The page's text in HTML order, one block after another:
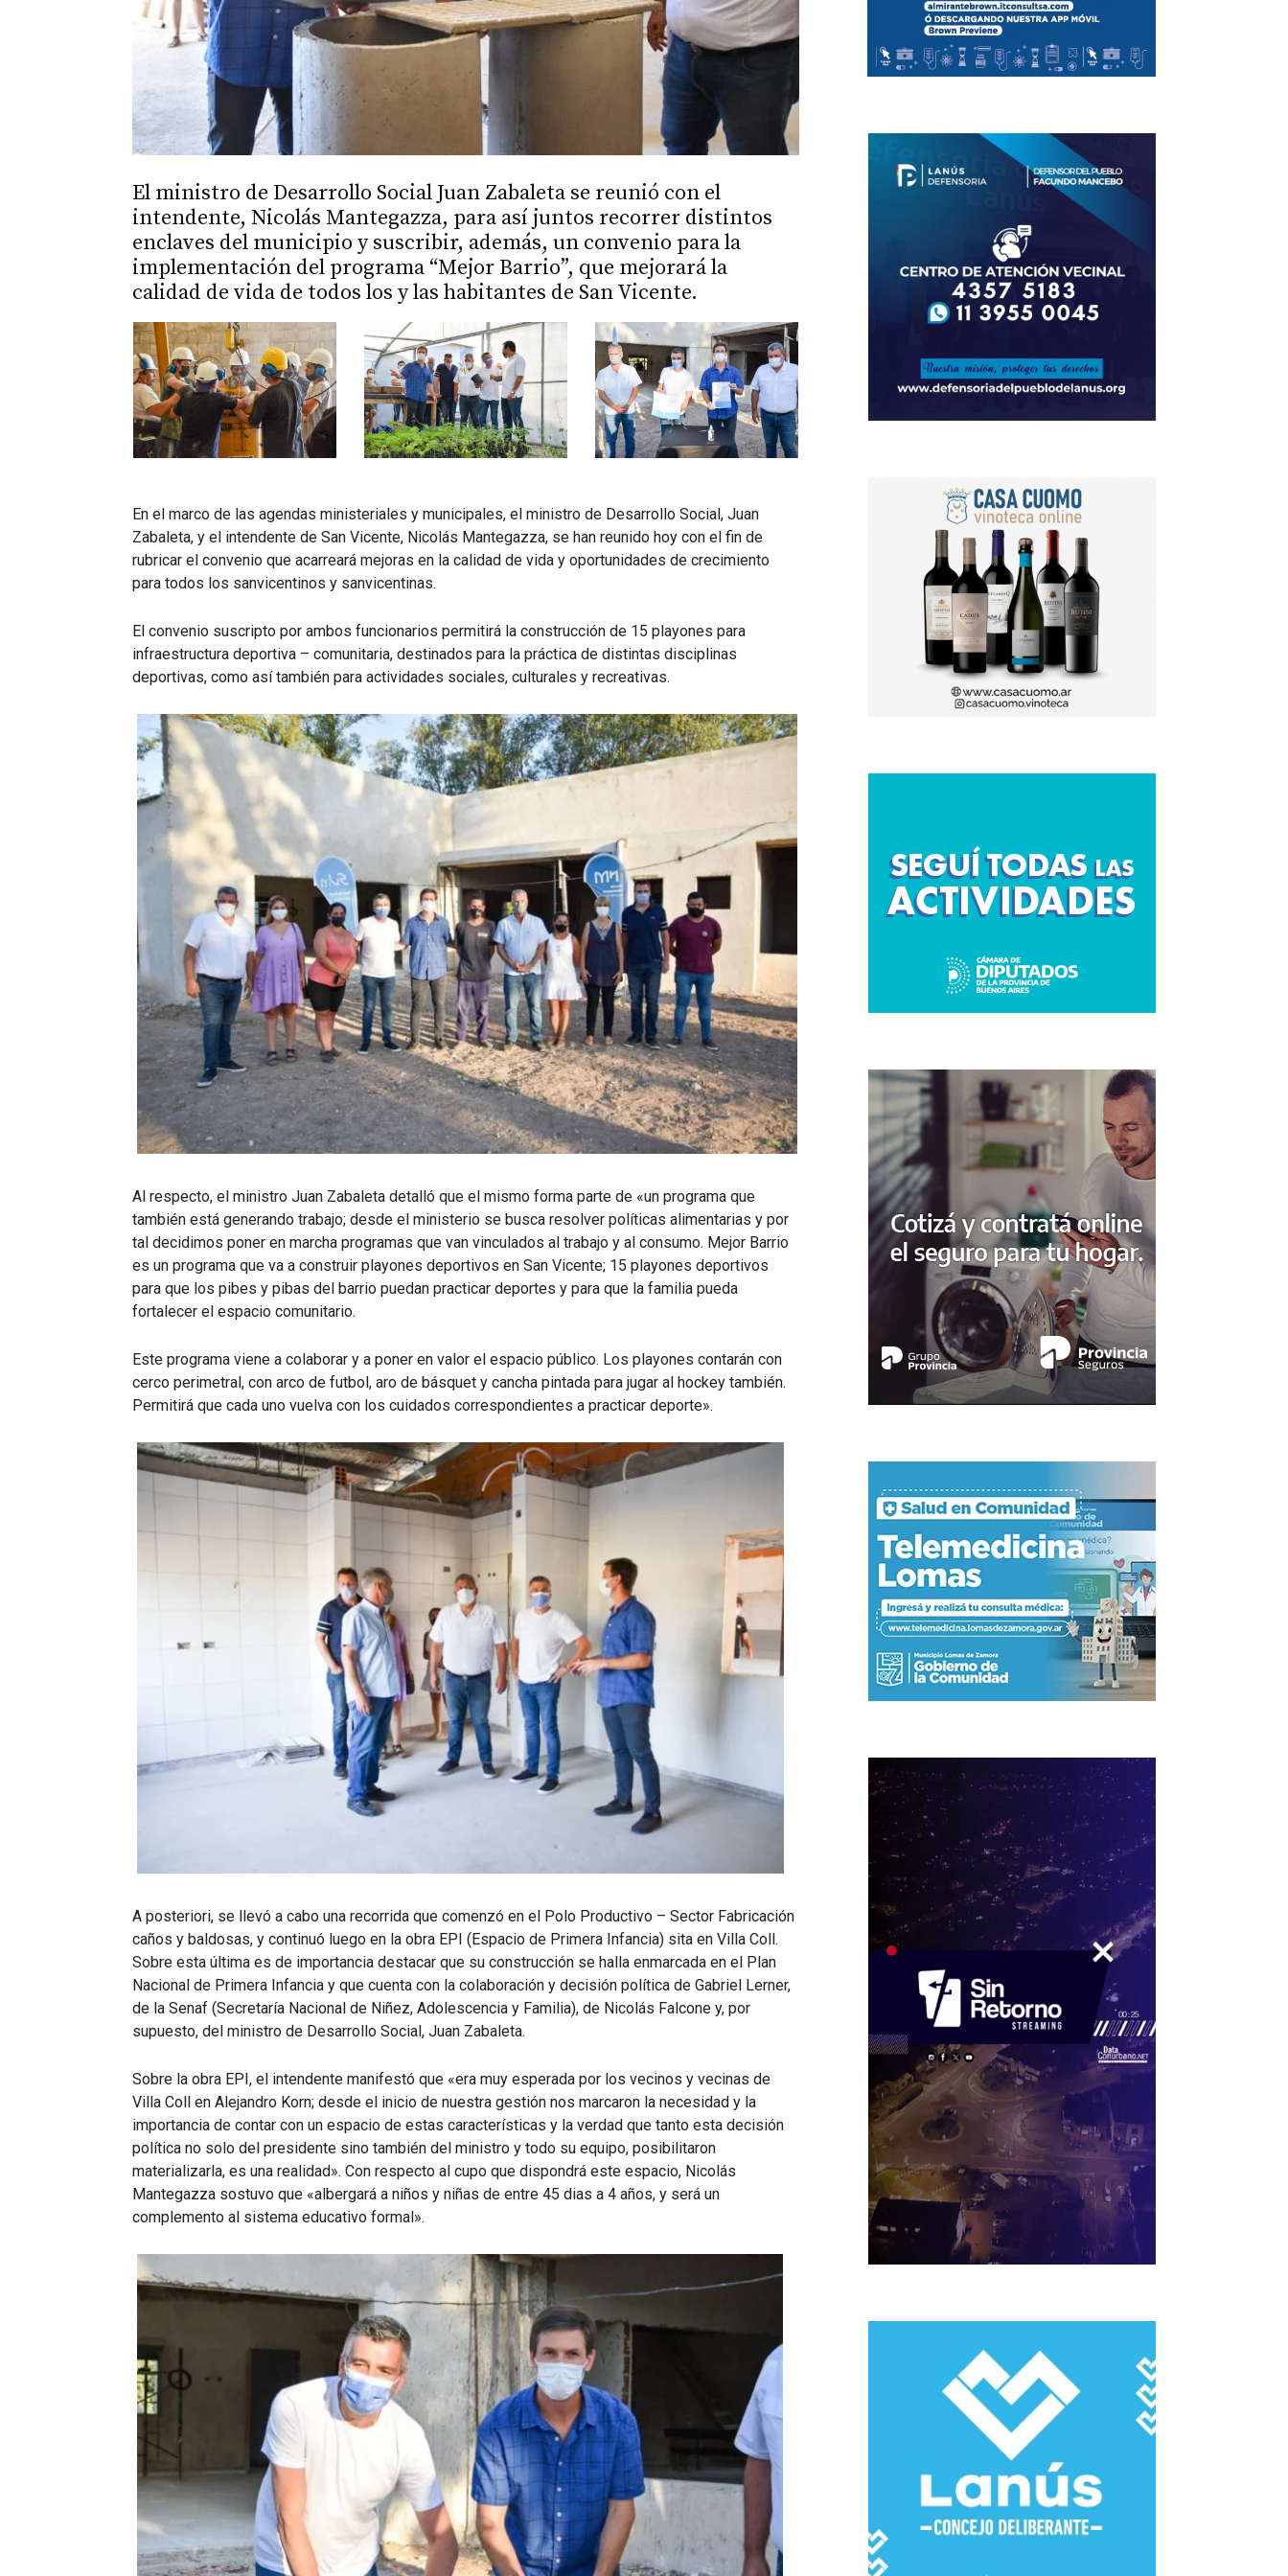
El ministro de Desarrollo Social Juan Zabaleta se reunió con el
intendente, Nicolás Mantegazza, para así juntos recorrer distintos
enclaves del municipio y suscribir, además, un convenio para la
implementación del programa “Mejor Barrio”, que mejorará la
calidad de vida de todos los y las habitantes de San Vicente.
En el marco de las agendas ministeriales y municipales, el ministro de Desarrollo Social, Juan
Zabaleta, y el intendente de San Vicente, Nicolás Mantegazza, se han reunido hoy con el fin de
rubricar el convenio que acarreará mejoras en la calidad de vida y oportunidades de crecimiento
para todos los sanvicentinos y sanvicentinas.
El convenio suscripto por ambos funcionarios permitirá la construcción de 15 playones para
infraestructura deportiva – comunitaria, destinados para la práctica de distintas disciplinas
deportivas, como así también para actividades sociales, culturales y recreativas.
Al respecto, el ministro Juan Zabaleta detalló que el mismo forma parte de «un programa que
también está generando trabajo; desde el ministerio se busca resolver políticas alimentarias y por
tal decidimos poner en marcha programas que van vinculados al trabajo y al consumo. Mejor Barrio
es un programa que va a construir playones deportivos en San Vicente; 15 playones deportivos
para que los pibes y pibas del barrio puedan practicar deportes y para que la familia pueda
fortalecer el espacio comunitario.
Este programa viene a colaborar y a poner en valor el espacio público. Los playones contarán con
cerco perimetral, con arco de futbol, aro de básquet y cancha pintada para jugar al hockey también.
Permitirá que cada uno vuelva con los cuidados correspondientes a practicar deporte».
A posteriori, se llevó a cabo una recorrida que comenzó en el Polo Productivo – Sector Fabricación
caños y baldosas, y continuó luego en la obra EPI (Espacio de Primera Infancia) sita en Villa Coll.
Sobre esta última es de importancia destacar que su construcción se halla enmarcada en el Plan
Nacional de Primera Infancia y que cuenta con la colaboración y decisión política de Gabriel Lerner,
de la Senaf (Secretaría Nacional de Niñez, Adolescencia y Familia), de Nicolás Falcone y, por
supuesto, del ministro de Desarrollo Social, Juan Zabaleta.
Sobre la obra EPI, el intendente manifestó que «era muy esperada por los vecinos y vecinas de
Villa Coll en Alejandro Korn; desde el inicio de nuestra gestión nos marcaron la necesidad y la
importancia de contar con un espacio de estas características y la verdad que tanto esta decisión
política no solo del presidente sino también del ministro y todo su equipo, posibilitaron
materializarla, es una realidad». Con respecto al cupo que dispondrá este espacio, Nicolás
Mantegazza sostuvo que «albergará a niños y niñas de entre 45 dias a 4 años, y será un
complemento al sistema educativo formal».